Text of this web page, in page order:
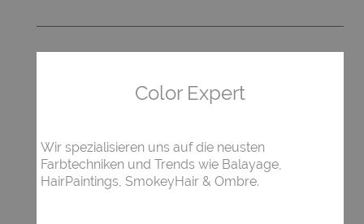
Color Expert
Wir spezialisieren uns auf die neusten
Farbtechniken und Trends wie Balayage,
HairPaintings, SmokeyHair & Ombre.